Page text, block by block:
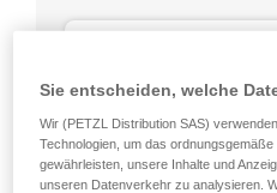
Sie entscheiden, welche
Wir (PETZL Distribution SAS)
Technologien, um das
gewährleisten, unsere Inhalte und
unseren Datenverkehr zu analysieren.